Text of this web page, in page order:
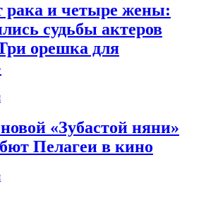
рака и четыре жены:
судьбы актеров
орешка для
«Зубастой няни»
Пелагеи в кино